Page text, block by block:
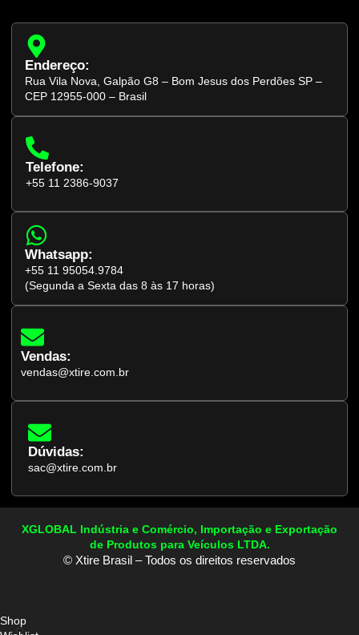
Endereço:
Rua Vila Nova, Galpão G8 – Bom Jesus dos Perdões SP –
CEP 12955-000 – Brasil
Telefone:
+55 11 2386-9037
Whatsapp:
+55 11 95054.9784
(Segunda a Sexta das 8 às 17 horas)
Vendas:
vendas@xtire.com.br
Dúvidas:
sac@xtire.com.br
XGLOBAL Indústria e Comércio, Importação e Exportação
de Produtos para Veículos LTDA.
© Xtire Brasil – Todos os direitos reservados
Shop